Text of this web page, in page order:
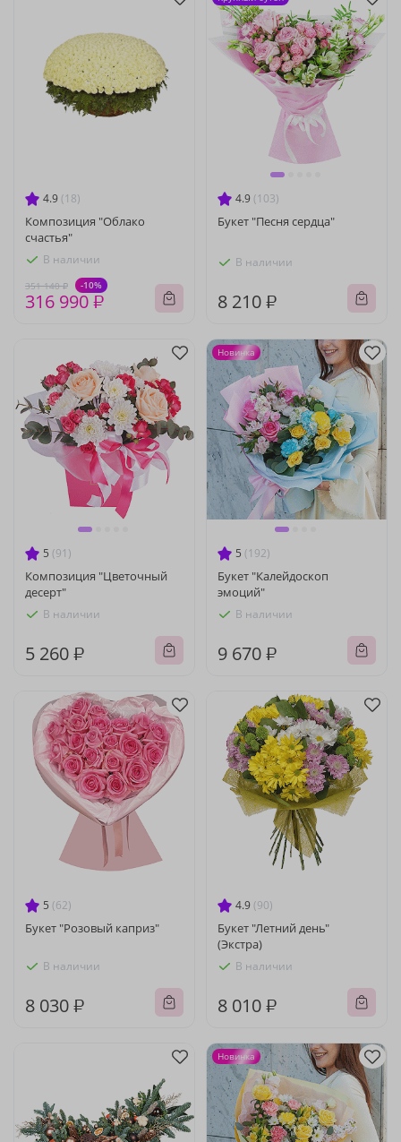
4.9 (18)
Композиция "Облако
счастья"
В наличии
351 140 ₽ -10%
316 990 ₽
4.9 (103)
Букет "Песня сердца"
В наличии
8 210 ₽
5 (91)
Композиция "Цветочный
десерт"
В наличии
5 260 ₽
5 (192)
Букет "Калейдоскоп
эмоций"
В наличии
9 670 ₽
Новинка
5 (62)
Букет "Розовый каприз"
В наличии
8 030 ₽
4.9 (90)
Букет "Летний день"
(Экстра)
В наличии
8 010 ₽
Новинка